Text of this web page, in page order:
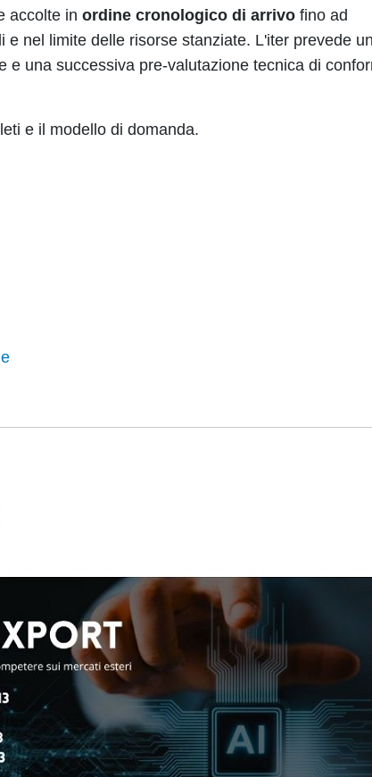
accolte in ordine cronologico di arrivo fino ad
e nel limite delle risorse stanziate. L'iter prevede
e una successiva pre-valutazione tecnica di
e il modello di domanda.